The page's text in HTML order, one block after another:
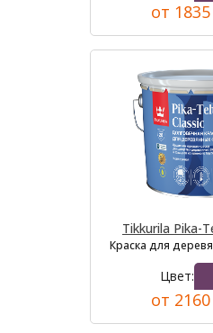
от
Tikkurila Pika-
Краска для
Цвет:
от